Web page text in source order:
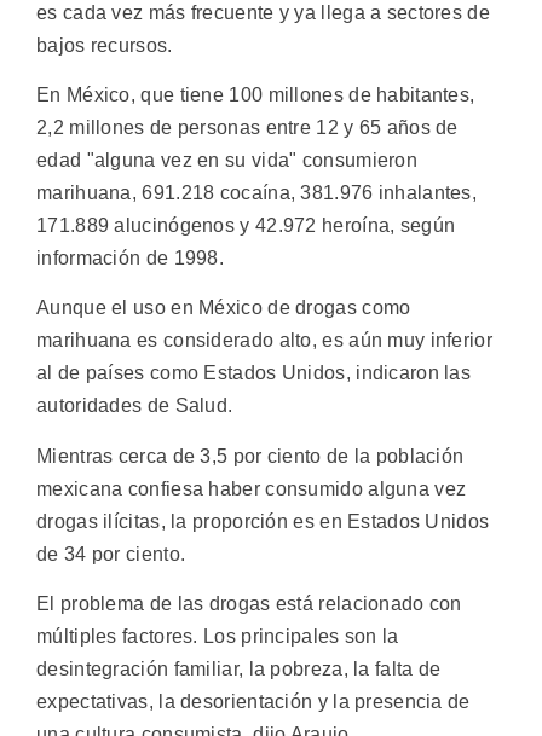
es cada vez más frecuente y ya llega a sectores de
bajos recursos.
En México, que tiene 100 millones de habitantes,
2,2 millones de personas entre 12 y 65 años de
edad "alguna vez en su vida" consumieron
marihuana, 691.218 cocaína, 381.976 inhalantes,
171.889 alucinógenos y 42.972 heroína, según
información de 1998.
Aunque el uso en México de drogas como
marihuana es considerado alto, es aún muy inferior
al de países como Estados Unidos, indicaron las
autoridades de Salud.
Mientras cerca de 3,5 por ciento de la población
mexicana confiesa haber consumido alguna vez
drogas ilícitas, la proporción es en Estados Unidos
de 34 por ciento.
El problema de las drogas está relacionado con
múltiples factores. Los principales son la
desintegración familiar, la pobreza, la falta de
expectativas, la desorientación y la presencia de